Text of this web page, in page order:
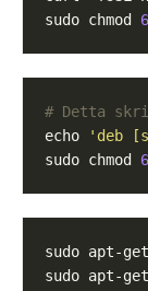
sudo chmod
# Detta
echo
'deb
sudo chmod